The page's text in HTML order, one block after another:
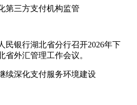
第三方支付机构监管
民银行湖北省分行召开2026年下
省外汇管理工作会议。
续深化支付服务环境建设